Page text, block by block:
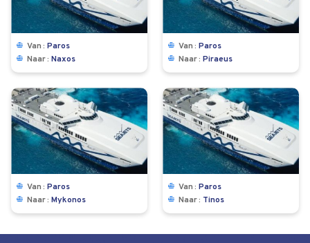
Van
Paros
Naar
Naxos
Van
Paros
Naar
Piraeus
Van
Paros
Naar
Mykonos
Van
Paros
Naar
Tinos